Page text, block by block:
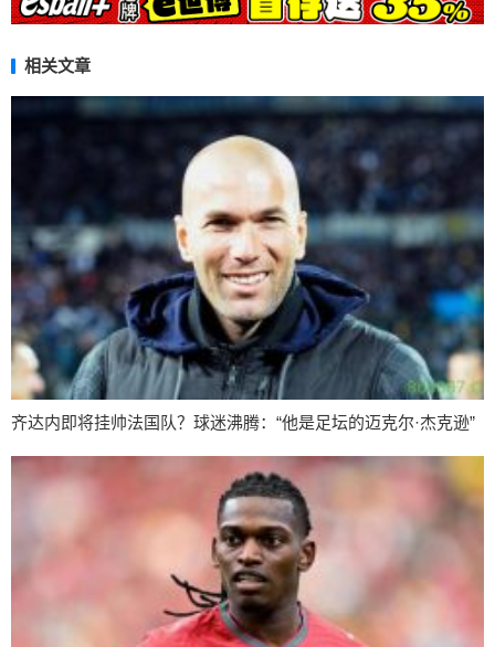
相关文章
齐达内即将挂帅法国队？球迷沸腾：“他是足坛的迈克尔·杰克逊”